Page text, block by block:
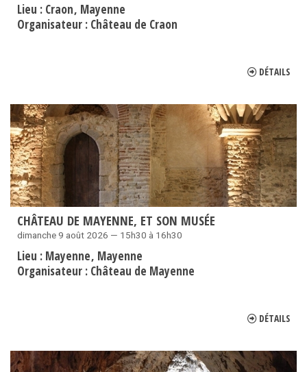
Lieu : Craon Mayenne
Organisateur : Château de Craon
DÉTAILS
CHÂTEAU DE MAYENNE, ET SON MUSÉE
dimanche 9 août 2026 — 15h30 à 16h30
Lieu : Mayenne Mayenne
Organisateur : Château de Mayenne
DÉTAILS